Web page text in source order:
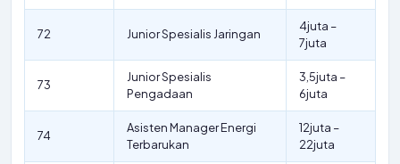
72 Junior Spesialis Jaringan
4juta –
7juta
73
Junior Spesialis
Pengadaan
3,5juta –
6juta
74
Asisten Manager Energi
Terbarukan
12juta –
22juta